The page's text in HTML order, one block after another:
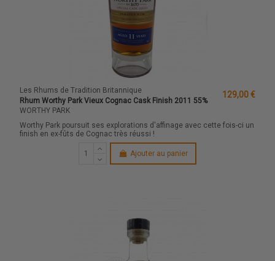
Les Rhums de Tradition Britannique
Rhum Worthy Park Vieux Cognac Cask Finish 2011 55%
WORTHY PARK
129,00 €
Worthy Park poursuit ses explorations d'affinage avec cette fois-ci un
finish en ex-fûts de Cognac très réussi !
Ajouter au panier